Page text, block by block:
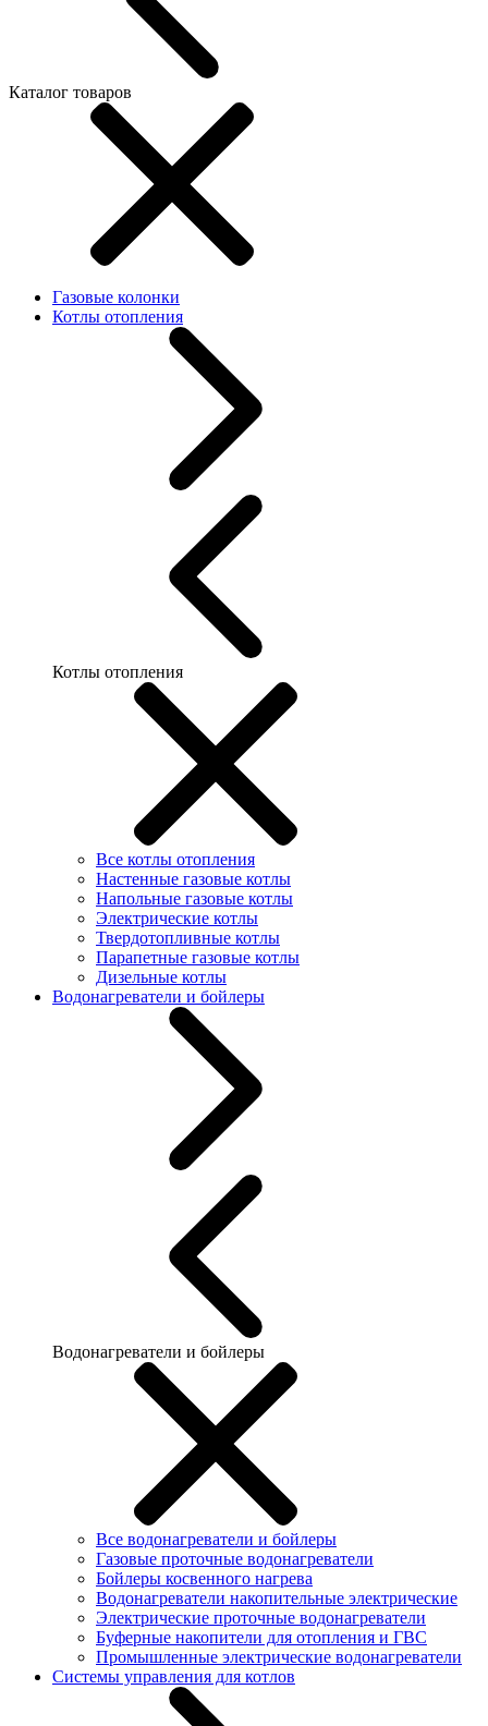
Каталог товаров
Газовые колонки
Котлы отопления
Котлы отопления
Все котлы отопления
Настенные газовые котлы
Напольные газовые котлы
Электрические котлы
Твердотопливные котлы
Парапетные газовые котлы
Дизельные котлы
Водонагреватели и бойлеры
Водонагреватели и бойлеры
Все водонагреватели и бойлеры
Газовые проточные водонагреватели
Бойлеры косвенного нагрева
Водонагреватели накопительные электрические
Электрические проточные водонагреватели
Буферные накопители для отопления и ГВС
Промышленные электрические водонагреватели
Системы управления для котлов